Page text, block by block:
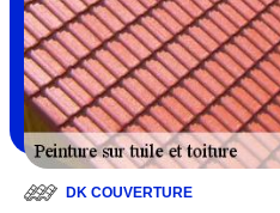
DK COUVERTURE